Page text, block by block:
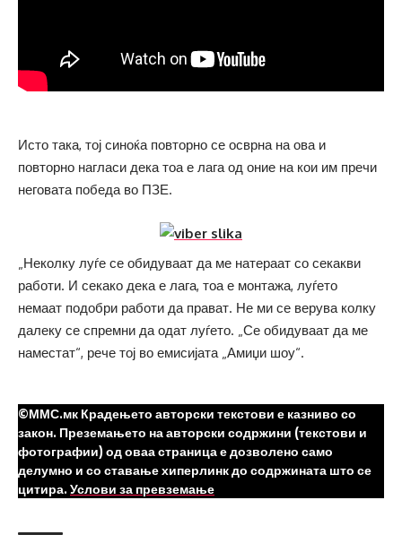
Исто така, тој синоќа повторно се осврна на ова и
повторно нагласи дека тоа е лага од оние на кои им пречи
неговата победа во ПЗЕ.
„Неколку луѓе се обидуваат да ме натераат со секакви
работи. И секако дека е лага, тоа е монтажа, луѓето
немаат подобри работи да прават. Не ми се верува колку
далеку се спремни да одат луѓето. „Се обидуваат да ме
наместат“, рече тој во емисијата „Амиџи шоу“.
©ММС.мк Крадењето авторски текстови е казниво со
закон. Преземањето на авторски содржини (текстови и
фотографии) од оваа страница е дозволено само
делумно и со ставање хиперлинк до содржината што се
цитира. Услови за превземање